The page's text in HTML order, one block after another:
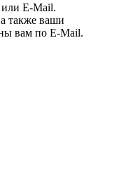
или E-Mail.
также ваши
вам по E-Mail.